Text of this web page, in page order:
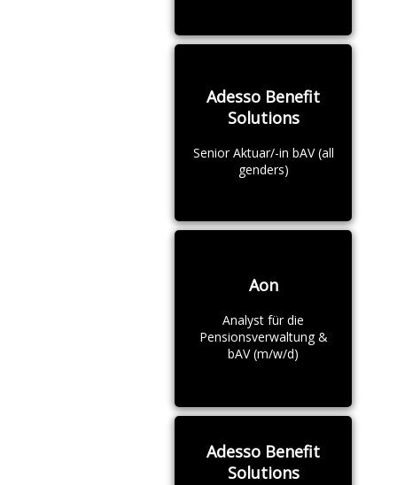
Adesso Benefit
Solutions
Senior Aktuar/-in bAV (all
genders)
Aon
Analyst für die
Pensionsverwaltung &
bAV (m/w/d)
Adesso Benefit
Solutions